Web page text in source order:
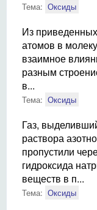
Тема: Оксиды
Из
атомов в
взаимное
разным
в...
Тема: Оксиды
Газ,
раствора
пропустили
гидроксида
веществ в п...
Тема: Оксиды